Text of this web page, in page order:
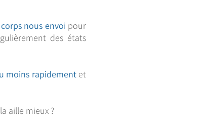
nous envoi pour
des états
moins rapidementet
aille mieux ?